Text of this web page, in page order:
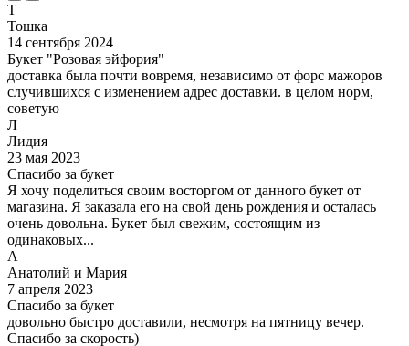
Т
Тошка
14 сентября 2024
Букет "Розовая эйфория"
доставка была почти вовремя, независимо от форс мажоров
случившихся с изменением адрес доставки. в целом норм,
советую
Л
Лидия
23 мая 2023
Спасибо за букет
Я хочу поделиться своим восторгом от данного букет от
магазина. Я заказала его на свой день рождения и осталась
очень довольна. Букет был свежим, состоящим из
одинаковых...
А
Анатолий и Мария
7 апреля 2023
Спасибо за букет
довольно быстро доставили, несмотря на пятницу вечер.
Спасибо за скорость)